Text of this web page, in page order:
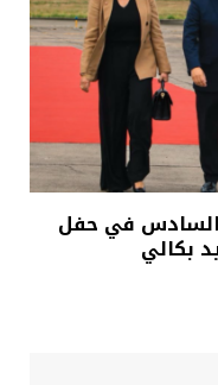
السادس في حفل
بكالي